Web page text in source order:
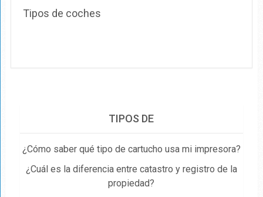
Tipos de coches
TIPOS DE
¿Cómo saber qué tipo de cartucho usa mi impresora?
¿Cuál es la diferencia entre catastro y registro de la
propiedad​?